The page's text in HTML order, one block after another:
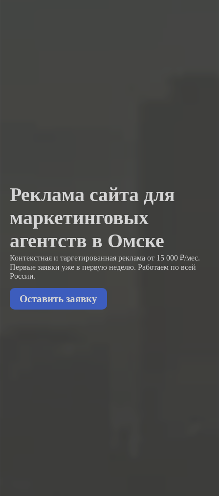
Реклама сайта для
маркетинговых
агентств в Омске
Контекстная и таргетированная реклама от 15 000 ₽/мес.
Первые заявки уже в первую неделю. Работаем по всей
России.
Оставить заявку